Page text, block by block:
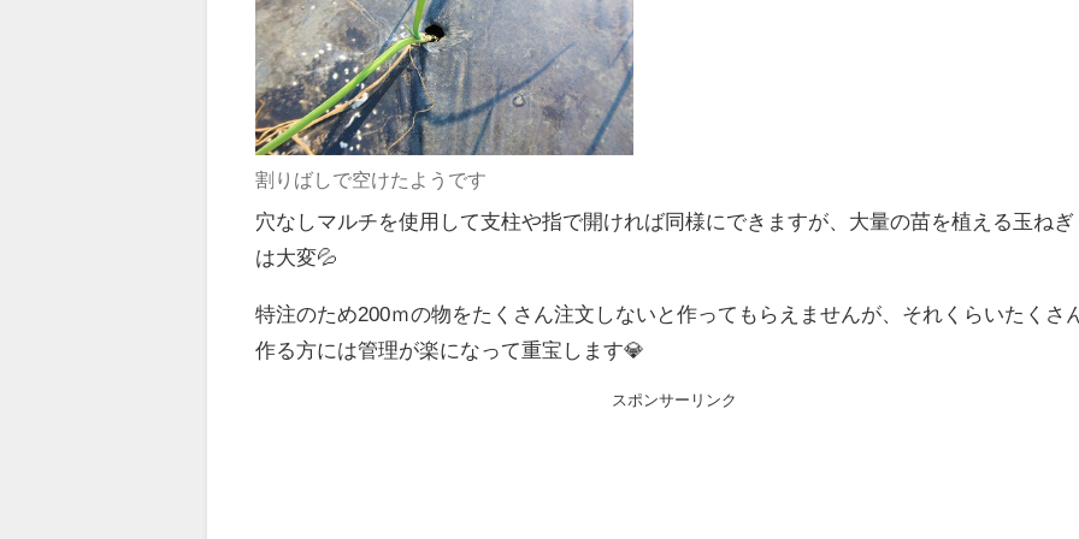
割りばしで空けたようです
穴なしマルチを使用して支柱や指で開ければ同様にできますが、大量の苗を植える玉ねぎ
は大変💦
特注のため200ｍの物をたくさん注文しないと作ってもらえませんが、それくらいたくさ
作る方には管理が楽になって重宝します💎
スポンサーリンク